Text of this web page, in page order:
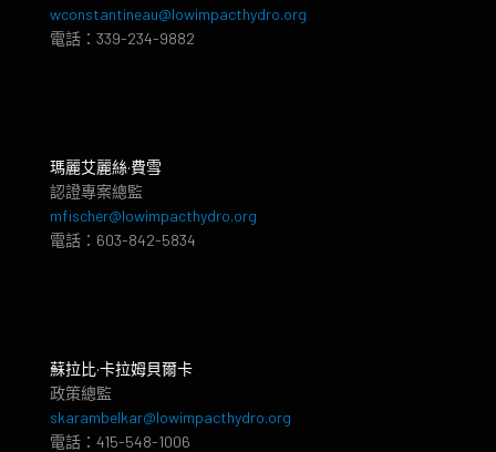
wconstantineau@lowimpacthydro.org
電話：339-234-9882
瑪麗艾麗絲·費雪
認證專案總監
mfischer@lowimpacthydro.org
電話：603-842-5834
蘇拉比·卡拉姆貝爾卡
政策總監
skarambelkar@lowimpacthydro.org
電話：415-548-1006